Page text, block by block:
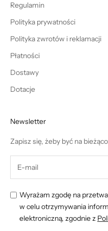
Regulamin
Polityka prywatności
Polityka zwrotów i reklamacji
Płatności
Dostawy
Dotacje
Newsletter
Zapisz się, żeby być na
Wyrażam zgodę na
w celu otrzymywania
elektroniczną, zgodnie z